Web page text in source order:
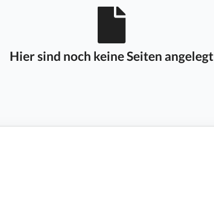
Hier sind noch keine Seiten angelegt